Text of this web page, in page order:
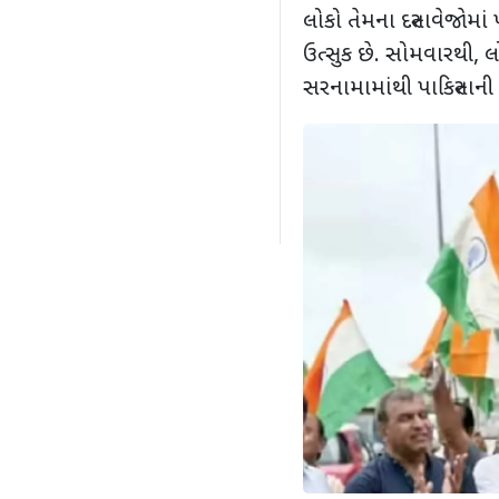
લોકો તેમના
ઉત્સુક છે. સોમવારથી,
સરનામામાંથી